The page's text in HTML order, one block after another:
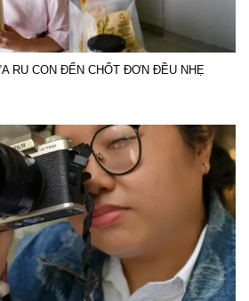
RU CON ĐẾN CHỐT ĐƠN ĐỀU NHẸ